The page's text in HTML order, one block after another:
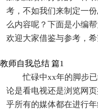
考，不如我们来制定一
么内容呢？下面是小编
欢迎大家借鉴与参考，希
教师自我总结 篇1
忙碌中xx年的脚步
论是看电视还是浏览网
乎所有的媒体都在进行